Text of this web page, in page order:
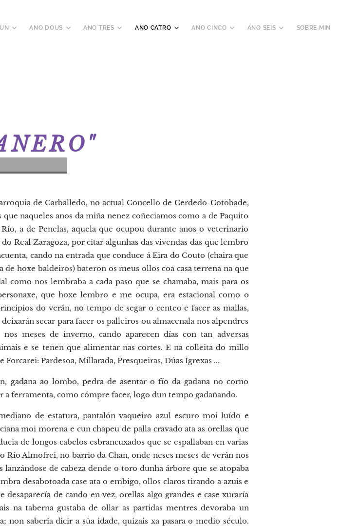
ANO DOUS ANO TRES ANO CATRO ANO CINCO ANO SEIS SOBRE MIN
de Carballedo, no actual Concello de Cerdedo-Cotobade,
naqueles anos da miña nenez coñeciamos como a de Paquito
a de Penelas, aquela que ocupou durante anos o veterinario
Real Zaragoza, por citar algunhas das vivendas das que lembro
cando na entrada que conduce á Eira do Couto (chaira que
hoxe baldeiros) bateron os meus ollos coa casa terreña na que
como nos lembraba a cada paso que se chamaba, mais para os
que hoxe lembro e me ocupa, era estacional como o
do verán, no tempo de segar o centeo e facer as mallas,
secar para facer os palleiros ou almacenala nos alpendres
meses de inverno, cando aparecen días con tan adversas
e se teñen que alimentar nas cortes. E na colleita do millo
Pardesoa, Millarada, Presqueiras, Dúas Igrexas ...
gadaña ao lombo, pedra de asentar o fío da gadaña no corno
ferramenta, como cómpre facer, logo dun tempo gadañando.
de estatura, pantalón vaqueiro azul escuro moi luído e
moi morena e cun chapeu de palla cravado ata as orellas que
de longos cabelos esbrancuxados que se espallaban en varias
Río Almofrei, no barrio da Chan, onde neses meses de verán nos
lanzándose de cabeza dende o toro dunha árbore que se atopaba
desabotoada case ata o embigo, ollos claros tirando a azuis e
de cando en vez, orellas algo grandes e case xuraría
na taberna gustaba de ollar as partidas mentres devoraba un
non sabería dicir a súa idade, quizais xa pasara o medio século.